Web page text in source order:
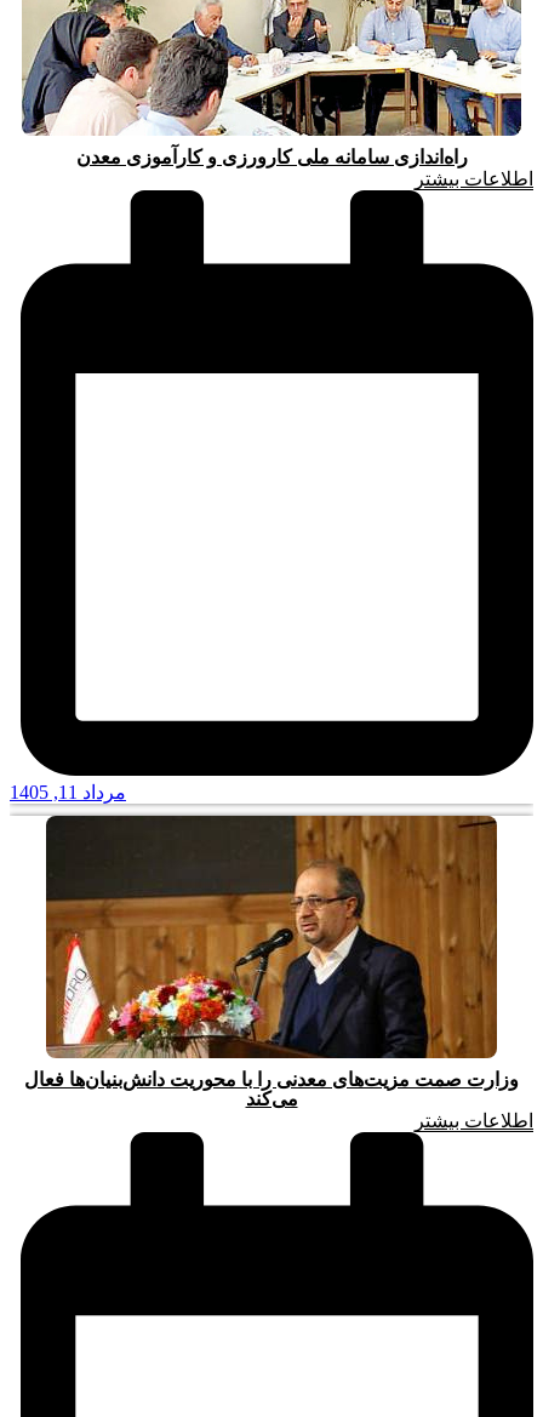
راه‌اندازی سامانه ملی کارورزی و کارآموزی معدن
اطلاعات بیشتر
مرداد 11, 1405
وزارت صمت مزیت‌های معدنی را با محوریت دانش‌بنیان‌ها فعال
می‌کند
اطلاعات بیشتر